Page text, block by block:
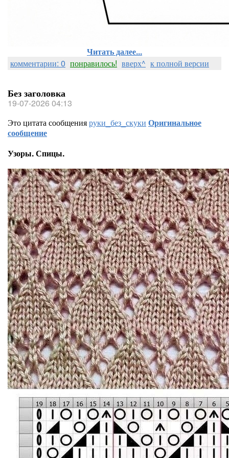
Читать далее...
комментарии: 0 понравилось! вверх^ к полной версии
Без заголовка
19-07-2026 04:13
Это цитата сообщенияруки_без_скуки Оригинальное
сообщение
Узоры. Спицы.